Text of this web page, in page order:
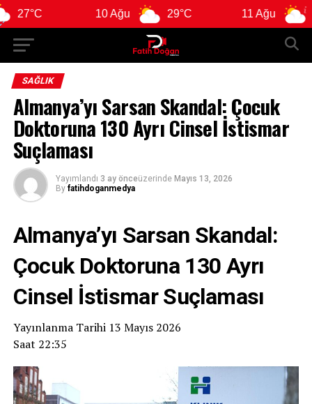
10 Ağu 29°C 11 Ağu 28°C
SAĞLIK
Almanya’yı Sarsan Skandal: Çocuk
Doktoruna 130 Ayrı Cinsel İstismar
Suçlaması
Yayımlandı 3 ay önceüzerinde Mayıs 13, 2026
By fatihdoganmedya
Almanya’yı Sarsan Skandal:
Çocuk Doktoruna 130 Ayrı
Cinsel İstismar Suçlaması
Yayınlanma Tarihi 13 Mayıs 2026
Saat 22:35